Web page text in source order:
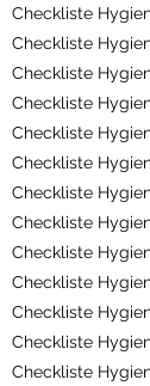
Checkliste
Checkliste
Checkliste
Checkliste
Checkliste
Checkliste
Checkliste
Checkliste
Checkliste
Checkliste
Checkliste
Checkliste
Checkliste